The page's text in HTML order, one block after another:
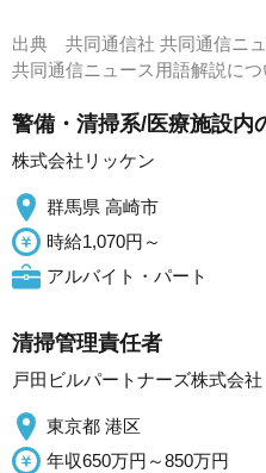
出典 共同通信社 共同通信ニ
共同通信ニュース用語解説に
警備・清掃系/医療施設内
株式会社リッケン
群馬県 高崎市
時給1,070円～
アルバイト・パート
清掃管理責任者
戸田ビルパートナーズ株式会社
東京都 港区
年収650万円～850万円